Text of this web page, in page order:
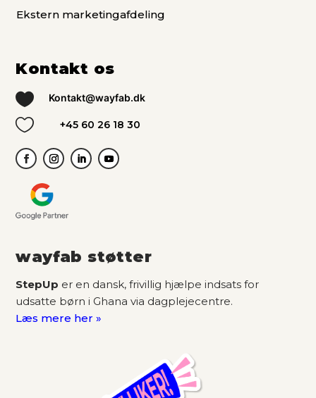
Ekstern marketingafdeling
Kontakt os
 Kontakt@wayfab.dk
 +45 60 26 18 30
wayfab støtter
StepUp er en dansk, frivillig hjælpe indsats for
udsatte børn i Ghana via dagplejecentre.
Læs mere her »